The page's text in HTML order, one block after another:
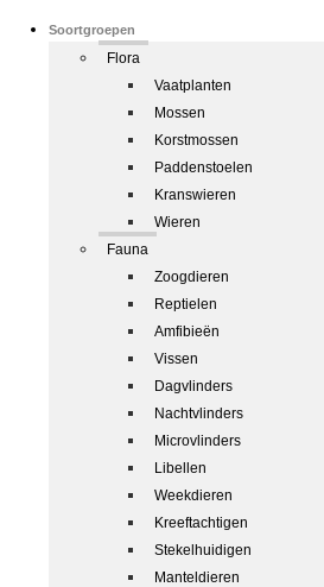
Soortgroepen
Flora
Vaatplanten
Mossen
Korstmossen
Paddenstoelen
Kranswieren
Wieren
Fauna
Zoogdieren
Reptielen
Amfibieën
Vissen
Dagvlinders
Nachtvlinders
Microvlinders
Libellen
Weekdieren
Kreeftachtigen
Stekelhuidigen
Manteldieren